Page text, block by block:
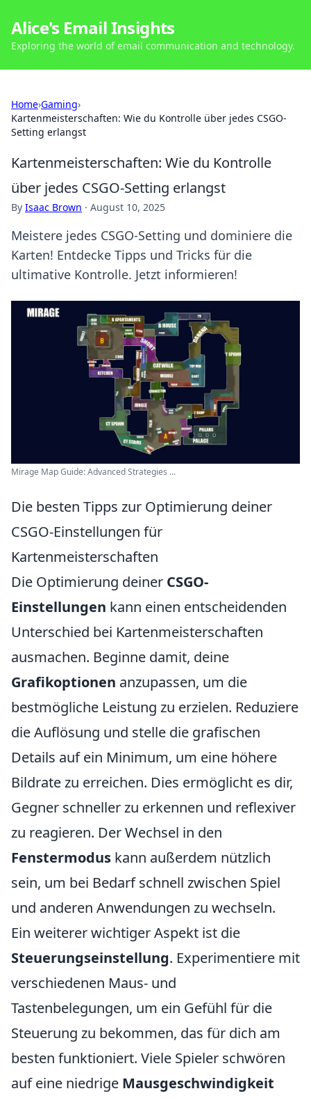
Alice's Email Insights
Exploring the world of email communication and technology.
Home›Gaming›
Kartenmeisterschaften: Wie du Kontrolle über jedes CSGO-
Setting erlangst
Kartenmeisterschaften: Wie du Kontrolle
über jedes CSGO-Setting erlangst
By Isaac Brown · August 10, 2025
Meistere jedes CSGO-Setting und dominiere die
Karten! Entdecke Tipps und Tricks für die
ultimative Kontrolle. Jetzt informieren!
Mirage Map Guide: Advanced Strategies ...
Die besten Tipps zur Optimierung deiner
CSGO-Einstellungen für
Kartenmeisterschaften
Die Optimierung deiner CSGO-
Einstellungen kann einen entscheidenden
Unterschied bei Kartenmeisterschaften
ausmachen. Beginne damit, deine
Grafikoptionen anzupassen, um die
bestmögliche Leistung zu erzielen. Reduziere
die Auflösung und stelle die grafischen
Details auf ein Minimum, um eine höhere
Bildrate zu erreichen. Dies ermöglicht es dir,
Gegner schneller zu erkennen und reflexiver
zu reagieren. Der Wechsel in den
Fenstermodus kann außerdem nützlich
sein, um bei Bedarf schnell zwischen Spiel
und anderen Anwendungen zu wechseln.
Ein weiterer wichtiger Aspekt ist die
Steuerungseinstellung. Experimentiere mit
verschiedenen Maus- und
Tastenbelegungen, um ein Gefühl für die
Steuerung zu bekommen, das für dich am
besten funktioniert. Viele Spieler schwören
auf eine niedrige Mausgeschwindigkeit